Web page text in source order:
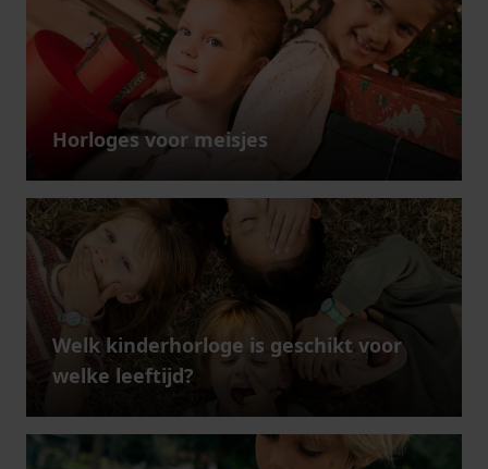
Horloges voor meisjes
Welk kinderhorloge is geschikt voor
welke leeftijd?